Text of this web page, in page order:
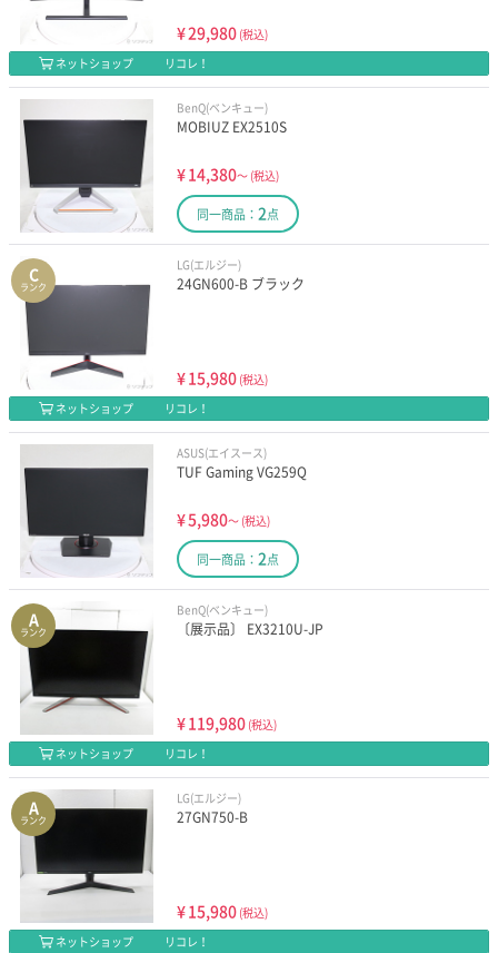
¥29,980 (税込)
ネットショップ
リコレ！
BenQ(ベンキュー)
MOBIUZ EX2510S
¥14,380～ (税込)
同一商品： 2点
C
ランク
LG(エルジー)
24GN600-B ブラック
¥15,980 (税込)
ネットショップ
リコレ！
ASUS(エイスース)
TUF Gaming VG259Q
¥5,980～ (税込)
同一商品： 2点
A
ランク
BenQ(ベンキュー)
〔展示品〕 EX3210U-JP
¥119,980 (税込)
ネットショップ
リコレ！
A
ランク
LG(エルジー)
27GN750-B
¥15,980 (税込)
ネットショップ
リコレ！